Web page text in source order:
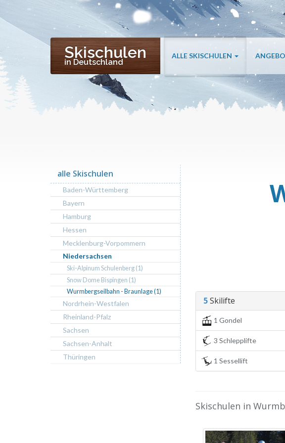
Skischulen
in Deutschland
ALLE SKISCHULEN
5Skilifte
1 Gondel
3 Schlepplifte
1 Sessellift
Skischulen in
alle Skischulen
Baden-Württemberg
Bayern
Hamburg
Hessen
Mecklenburg-Vorpommern
Niedersachsen
Ski-Alpinum Schulenberg (1)
Snow Dome Bispingen (1)
Wurmbergseilbahn - Braunlage (1)
Nordrhein-Westfalen
Rheinland-Pfalz
Sachsen
Sachsen-Anhalt
Thüringen